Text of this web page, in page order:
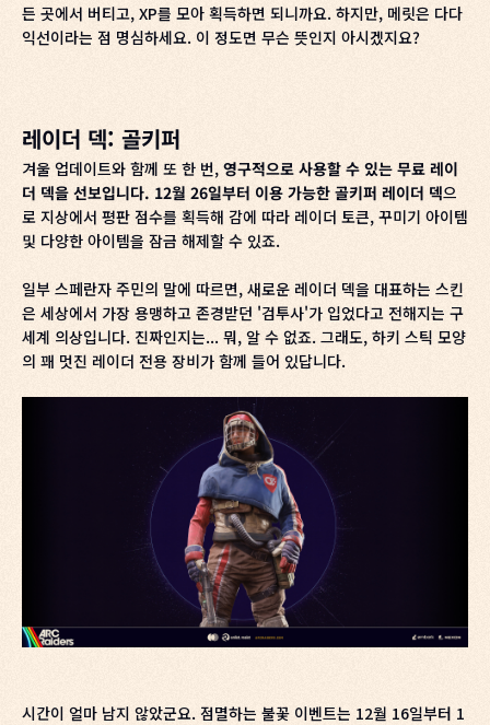
든 곳에서 버티고, XP를 모아 획득하면 되니까요. 하지만, 메릿은 다다
익선이라는 점 명심하세요. 이 정도면 무슨 뜻인지 아시겠지요?
레이더 덱: 골키퍼
겨울 업데이트와 함께 또 한 번, 영구적으로 사용할 수 있는 무료 레이
더 덱을 선보입니다. 12월 26일부터 이용 가능한 골키퍼 레이더 덱으
로 지상에서 평판 점수를 획득해 감에 따라 레이더 토큰, 꾸미기 아이템
및 다양한 아이템을 잠금 해제할 수 있죠.
일부 스페란자 주민의 말에 따르면, 새로운 레이더 덱을 대표하는 스킨
은 세상에서 가장 용맹하고 존경받던 '검투사'가 입었다고 전해지는 구
세계 의상입니다. 진짜인지는... 뭐, 알 수 없죠. 그래도, 하키 스틱 모양
의 꽤 멋진 레이더 전용 장비가 함께 들어 있답니다.
시간이 얼마 남지 않았군요. 점멸하는 불꽃 이벤트는 12월 16일부터 1